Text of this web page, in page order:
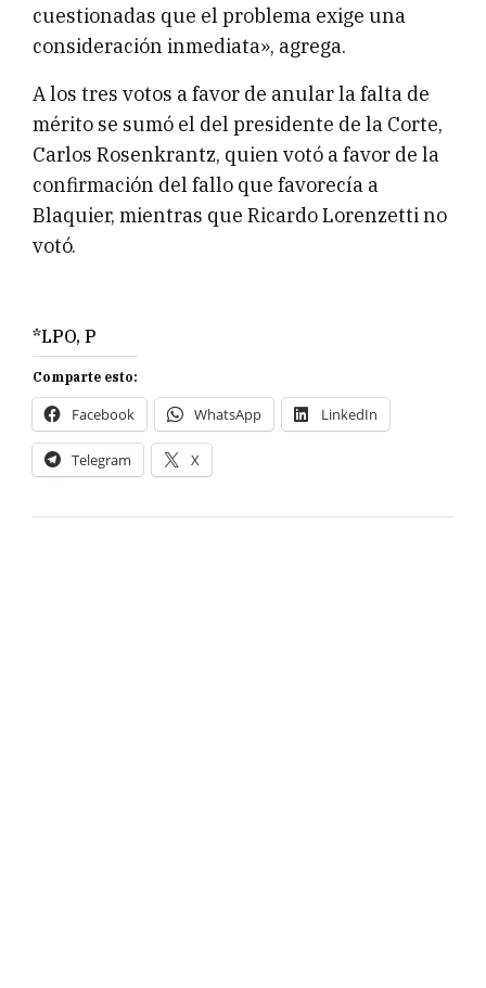
cuestionadas que el problema exige una
consideración inmediata», agrega.
A los tres votos a favor de anular la falta de
mérito se sumó el del presidente de la Corte,
Carlos Rosenkrantz, quien votó a favor de la
confirmación del fallo que favorecía a
Blaquier, mientras que Ricardo Lorenzetti no
votó.
*LPO, P
Comparte esto:
Facebook WhatsApp LinkedIn
Telegram X